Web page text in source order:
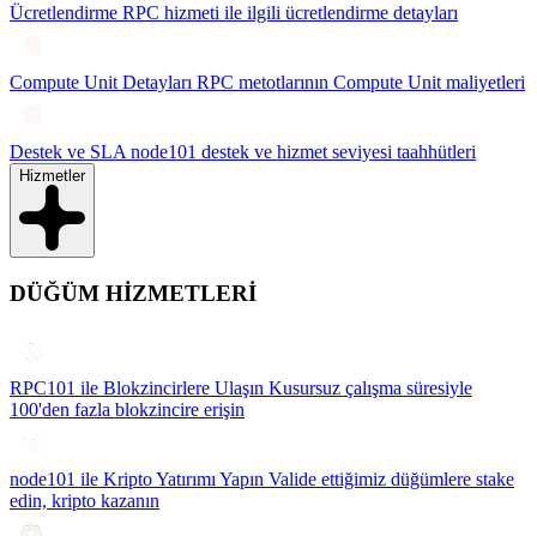
Ücretlendirme RPC hizmeti ile ilgili ücretlendirme detayları
Compute Unit Detayları RPC metotlarının Compute Unit maliyetleri
Destek ve SLA node101 destek ve hizmet seviyesi taahhütleri
Hizmetler
DÜĞÜM HİZMETLERİ
RPC101 ile Blokzincirlere Ulaşın Kusursuz çalışma süresiyle
100'den fazla blokzincire erişin
node101 ile Kripto Yatırımı Yapın Valide ettiğimiz düğümlere stake
edin, kripto kazanın